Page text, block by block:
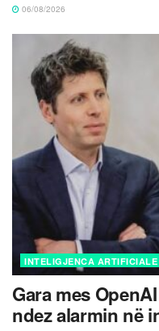
06/08/2026
INTELIGJENCA ARTIFICIALE
Gara mes
ndez alarmin në